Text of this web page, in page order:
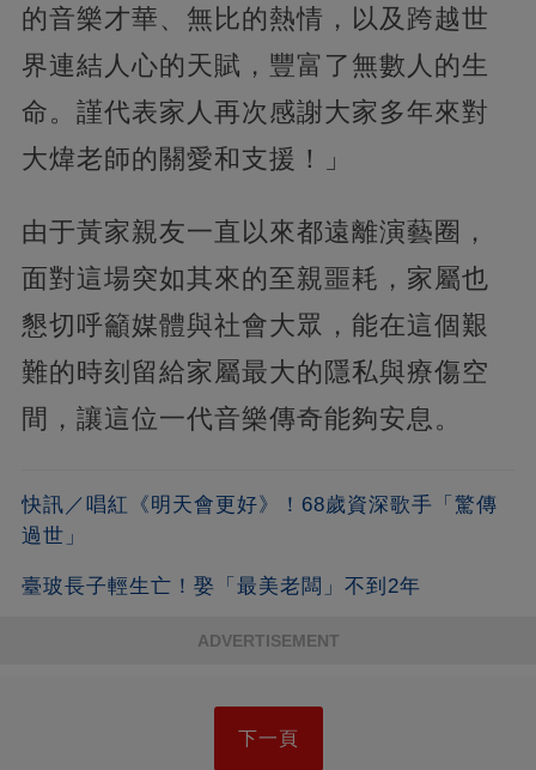
的音樂才華、無比的熱情，以及跨越世
界連結人心的天賦，豐富了無數人的生
命。謹代表家人再次感謝大家多年來對
大煒老師的關愛和支援！」
由于黃家親友一直以來都遠離演藝圈，
面對這場突如其來的至親噩耗，家屬也
懇切呼籲媒體與社會大眾，能在這個艱
難的時刻留給家屬最大的隱私與療傷空
間，讓這位一代音樂傳奇能夠安息。
快訊／唱紅《明天會更好》！68歲資深歌手「驚傳
過世」
臺玻長子輕生亡！娶「最美老闆」不到2年
ADVERTISEMENT
下一頁